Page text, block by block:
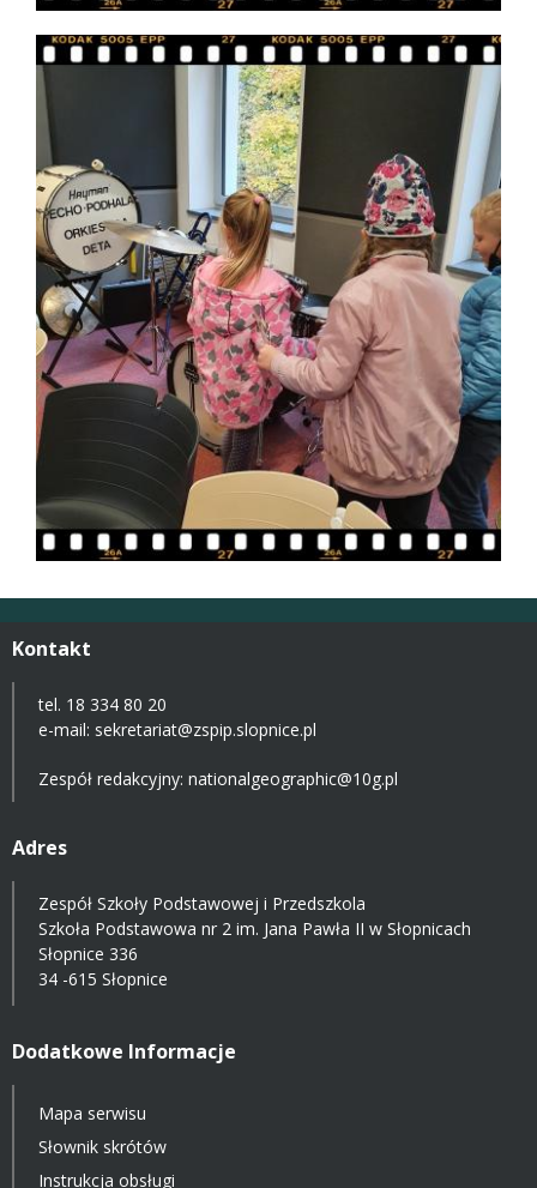
Kontakt
tel. 18 334 80 20
e-mail: sekretariat@zspip.slopnice.pl
Zespół redakcyjny: nationalgeographic@10g.pl
Adres
Zespół Szkoły Podstawowej i Przedszkola
Szkoła Podstawowa nr 2 im. Jana Pawła II w Słopnicach
Słopnice 336
34 -615 Słopnice
Dodatkowe Informacje
Mapa serwisu
Słownik skrótów
Instrukcja obsługi